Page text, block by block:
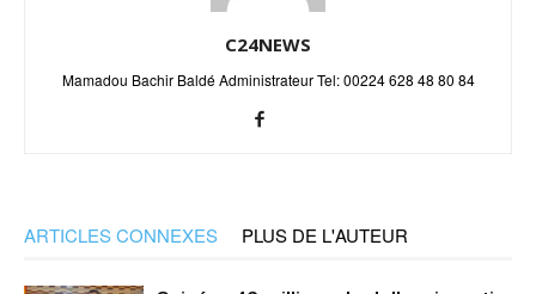
C24NEWS
Mamadou Bachir Baldé Administrateur Tel: 00224 628 48 80 84
ARTICLES CONNEXES PLUS DE L'AUTEUR